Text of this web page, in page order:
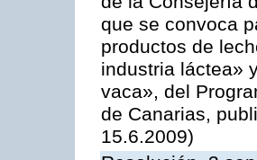
que se convoca
productos de
industria láctea»
vaca», del
de Canarias,
15.6.2009)